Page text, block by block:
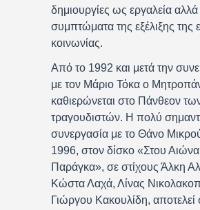
δημιουργίες ως εργαλεία αλλά
συμπτώματα της εξέλιξης της
κοινωνίας.
Από το 1992 και μετά την
με τον Μάριο Τόκα ο
καθιερώνεται στο Πάνθεον
τραγουδιστών. Η πολύ
συνεργασία με το Θάνο
1996, στον δίσκο «Στου
Παράγκα», σε στίχους Άλκη
Κώστα Λαχά, Λίνας
Γιώργου Κακουλίδη, αποτελεί